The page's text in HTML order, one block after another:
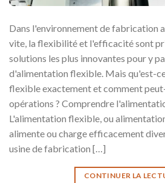
Dans l'environnement de fabrication
vite, la flexibilité et l'efficacité sont
solutions les plus innovantes pour y
d'alimentation flexible. Mais qu'est-
flexible exactement et comment
opérations ? Comprendre
L'alimentation flexible, ou
alimente ou charge efficacement
usine de fabrication […]
CONTINUER LA